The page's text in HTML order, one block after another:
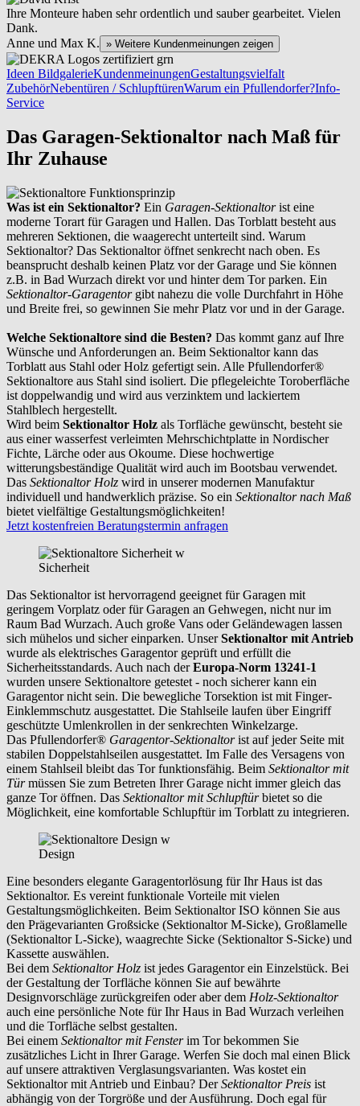
Ihre Monteure haben sehr ordentlich und sauber gearbeitet. Vielen
Dank.
Anne und Max K. » Weitere Kundenmeinungen zeigen
Ideen BildgalerieKundenmeinungenGestaltungsvielfalt
ZubehörNebentüren / SchlupftürenWarum ein Pfullendorfer?Info-
Service
Das Garagen-Sektionaltor nach Maß für
Ihr Zuhause
Was ist ein Sektionaltor? Ein Garagen-Sektionaltorist eine
moderne Torart für Garagen und Hallen. Das Torblatt besteht aus
mehreren Sektionen, die waagerecht unterteilt sind. Warum
Sektionaltor? Das Sektionaltor öffnet senkrecht nach oben. Es
beansprucht deshalb keinen Platz vor der Garage und Sie können
z.B. in Bad Wurzach direkt vor und hinter dem Tor parken. Ein
Sektionaltor-Garagentorgibt nahezu die volle Durchfahrt in Höhe
und Breite frei, so gewinnen Sie mehr Platz vor und in der Garage.
Welche Sektionaltore sind die Besten? Das kommt ganz auf Ihre
Wünsche und Anforderungen an. Beim Sektionaltor kann das
Torblatt aus Stahl oder Holz gefertigt sein. Alle Pfullendorfer®
Sektionaltore aus Stahl sind isoliert. Die pflegeleichte Toroberfläche
ist doppelwandig und wird aus verzinktem und lackiertem
Stahlblech hergestellt.
Wird beim Sektionaltor Holz als Torfläche gewünscht, besteht sie
aus einer wasserfest verleimten Mehrschichtplatte in Nordischer
Fichte, Lärche oder aus Okoume. Diese hochwertige
witterungsbeständige Qualität wird auch im Bootsbau verwendet.
Das Sektionaltor Holz wird in unserer modernen Manufaktur
individuell und handwerklich präzise. So ein Sektionaltor nach Maß
bietet vielfältige Gestaltungsmöglichkeiten!
Jetzt kostenfreien Beratungstermin anfragen
Sicherheit
Das Sektionaltor ist hervorragend geeignet für Garagen mit
geringem Vorplatz oder für Garagen an Gehwegen, nicht nur im
Raum Bad Wurzach. Auch große Vans oder Geländewagen lassen
sich mühelos und sicher einparken. UnserSektionaltor mit Antrieb
wurde als elektrisches Garagentor geprüft und erfüllt die
Sicherheitsstandards. Auch nach derEuropa-Norm 13241-1
wurden unsere Sektionaltore getestet - noch sicherer kann ein
Garagentor nicht sein. Die bewegliche Torsektion ist mit Finger-
Einklemmschutz ausgestattet. Die Stahlseile laufen über Eingriff
geschützte Umlenkrollen in der senkrechten Winkelzarge.
Das Pfullendorfer® Garagentor-Sektionaltorist auf jeder Seite mit
stabilen Doppelstahlseilen ausgestattet. Im Falle des Versagens von
einem Stahlseil bleibt das Tor funktionsfähig. Beim Sektionaltor mit
Türmüssen Sie zum Betreten Ihrer Garage nicht immer gleich das
ganze Tor öffnen. Das Sektionaltor mit Schlupftürbietet so die
Möglichkeit, eine komfortable Schlupftür im Torblatt zu integrieren.
Design
Eine besonders elegante Garagentorlösung für Ihr Haus ist das
Sektionaltor. Es vereint funktionale Vorteile mit vielen
Gestaltungsmöglichkeiten. Beim Sektionaltor ISO können Sie aus
den Prägevarianten Großsicke (Sektionaltor M-Sicke), Großlamelle
(Sektionaltor L-Sicke), waagrechte Sicke (Sektionaltor S-Sicke) und
Kassette auswählen.
Bei dem Sektionaltor Holz ist jedes Garagentor ein Einzelstück. Bei
der Gestaltung der Torfläche können Sie auf bewährte
Designvorschläge zurückgreifen oder aber dem Holz-Sektionaltor
auch eine persönliche Note für Ihr Haus in Bad Wurzach verleihen
und die Torfläche selbst gestalten.
Bei einem Sektionaltor mit Fensterim Tor bekommen Sie
zusätzliches Licht in Ihrer Garage. Werfen Sie doch mal einen Blick
auf unsere attraktiven Verglasungsvarianten. Was kostet ein
Sektionaltor mit Antrieb und Einbau? DerSektionaltor Preis ist
abhängig von der Torgröße und der Ausführung. Doch egal für